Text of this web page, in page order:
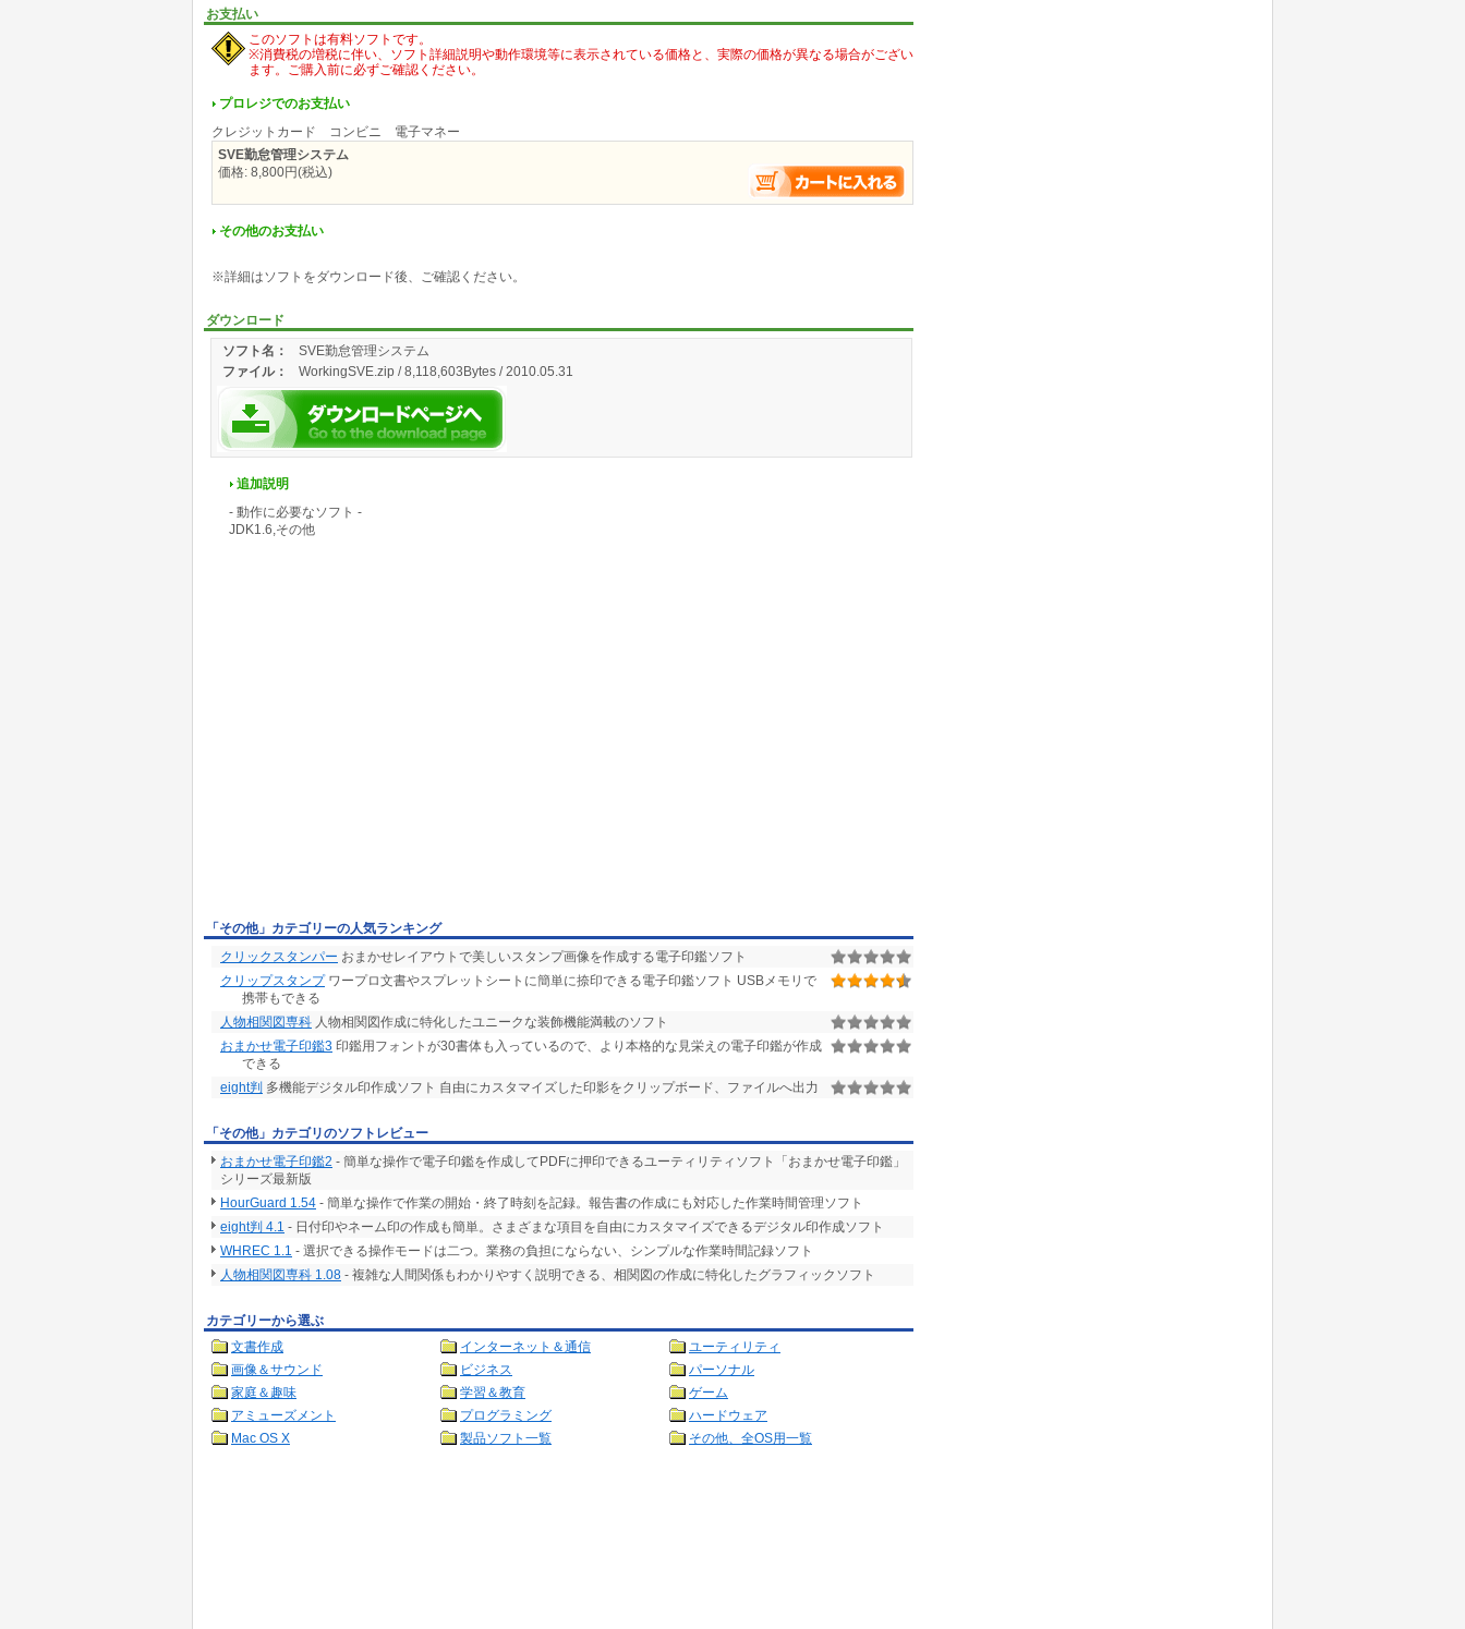
お支払い
このソフトは有料ソフトです。
※消費税の増税に伴い、ソフト詳細説明や動作環境等に表示されている価格と、実際の価格が異なる場合がござい
ます。ご購入前に必ずご確認ください。
プロレジでのお支払い
クレジットカード コンビニ 電子マネー
SVE勤怠管理システム
価格: 8,800円(税込)
その他のお支払い
※詳細はソフトをダウンロード後、ご確認ください。
ダウンロード
ソフト名：
SVE勤怠管理システム
ファイル：
WorkingSVE.zip / 8,118,603Bytes / 2010.05.31
追加説明
- 動作に必要なソフト -
JDK1.6,その他
「その他」カテゴリーの人気ランキング
クリックスタンパー おまかせレイアウトで美しいスタンプ画像を作成する電子印鑑ソフト
クリップスタンプワープロ文書やスプレットシートに簡単に捺印できる電子印鑑ソフト USBメモリで
携帯もできる
人物相関図専科 人物相関図作成に特化したユニークな装飾機能満載のソフト
おまかせ電子印鑑3 印鑑用フォントが30書体も入っているので、より本格的な見栄えの電子印鑑が作成
できる
eight判 多機能デジタル印作成ソフト 自由にカスタマイズした印影をクリップボード、ファイルへ出力
「その他」カテゴリのソフトレビュー
おまかせ電子印鑑2 - 簡単な操作で電子印鑑を作成してPDFに押印できるユーティリティソフト「おまかせ電子印鑑」
シリーズ最新版
HourGuard 1.54 - 簡単な操作で作業の開始・終了時刻を記録。報告書の作成にも対応した作業時間管理ソフト
eight判 4.1 - 日付印やネーム印の作成も簡単。さまざまな項目を自由にカスタマイズできるデジタル印作成ソフト
WHREC 1.1 - 選択できる操作モードは二つ。業務の負担にならない、シンプルな作業時間記録ソフト
人物相関図専科 1.08 - 複雑な人間関係もわかりやすく説明できる、相関図の作成に特化したグラフィックソフト
カテゴリーから選ぶ
文書作成
インターネット＆通信
ユーティリティ
画像＆サウンド
ビジネス
パーソナル
家庭＆趣味
学習＆教育
ゲーム
アミューズメント
プログラミング
ハードウェア
Mac OS X
製品ソフト一覧 その他、全OS用一覧